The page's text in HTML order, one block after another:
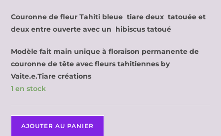
Couronne de fleur Tahiti bleue tiare deux tatouée et
deux entre ouverte avec un hibiscus tatoué
Modèle fait main unique à floraison permanente de
couronne de tête avec fleurs tahitiennes by
Vaite.e.Tiare créations
1 en stock
AJOUTER AU PANIER